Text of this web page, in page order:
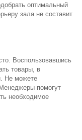
оптимальный
зала не составит
Воспользовавшись
товары, в
Не можете
помогут
необходимое